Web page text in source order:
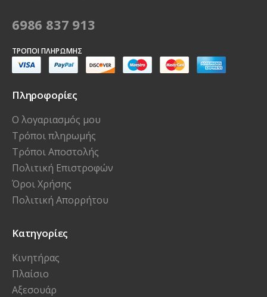
6986 837 913
ΤΡΌΠΟΙ ΠΛΗΡΩΜΉΣ
Πληροφορίες
Ο λογαριασμός μου
Τρόποι πληρωμής
Τρόποι Αποστολής
Πολιτική Επιστροφών
Όροι Χρήσης
Πολιτική Απορρήτου
Κατηγορίες
Κινητήρας
Πλαίσιο
Αξεσουάρ